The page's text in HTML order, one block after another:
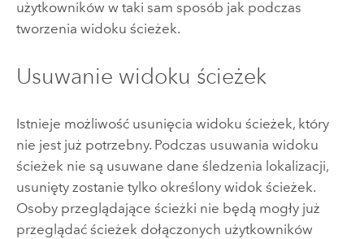
użytkowników w taki sam sposób jak podczas
tworzenia widoku ścieżek.
Usuwanie widoku ścieżek
Istnieje możliwość usunięcia widoku ścieżek, który
nie jest już potrzebny. Podczas usuwania widoku
ścieżek nie są usuwane dane śledzenia lokalizacji,
usunięty zostanie tylko określony widok ścieżek.
Osoby przeglądające ścieżki nie będą mogły już
przeglądać ścieżek dołączonych użytkowników